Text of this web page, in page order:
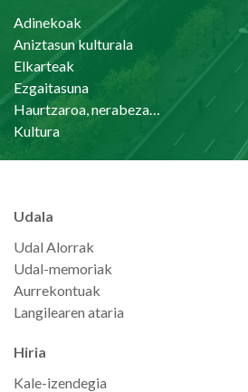
Adinekoak
Aniztasun kulturala
Elkarteak
Ezgaitasuna
Haurtzaroa, nerabezaroa eta familia
Kultura
Udala
Udal Alorrak
Udal-memoriak
Aurrekontuak
Langilearen ataria
Hiria
Kale-izendegia